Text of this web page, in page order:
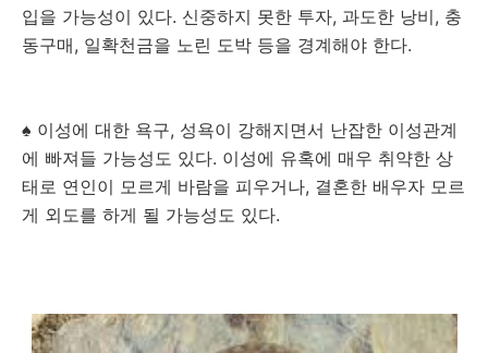
입을 가능성이 있다. 신중하지 못한 투자, 과도한 낭비, 충
동구매, 일확천금을 노린 도박 등을 경계해야 한다.
♠ 이성에 대한 욕구, 성욕이 강해지면서 난잡한 이성관계
에 빠져들 가능성도 있다. 이성에 유혹에 매우 취약한 상
태로 연인이 모르게 바람을 피우거나, 결혼한 배우자 모르
게 외도를 하게 될 가능성도 있다.